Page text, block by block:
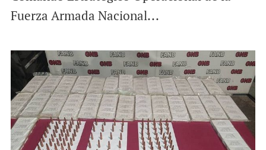
Fuerza Armada Nacional...